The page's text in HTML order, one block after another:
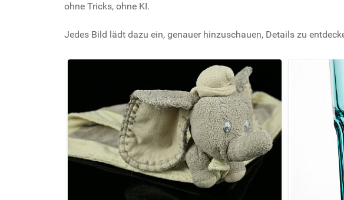
ohne Tricks, ohne KI.
Jedes Bild lädt dazu ein, genauer hinzuschauen, Details zu